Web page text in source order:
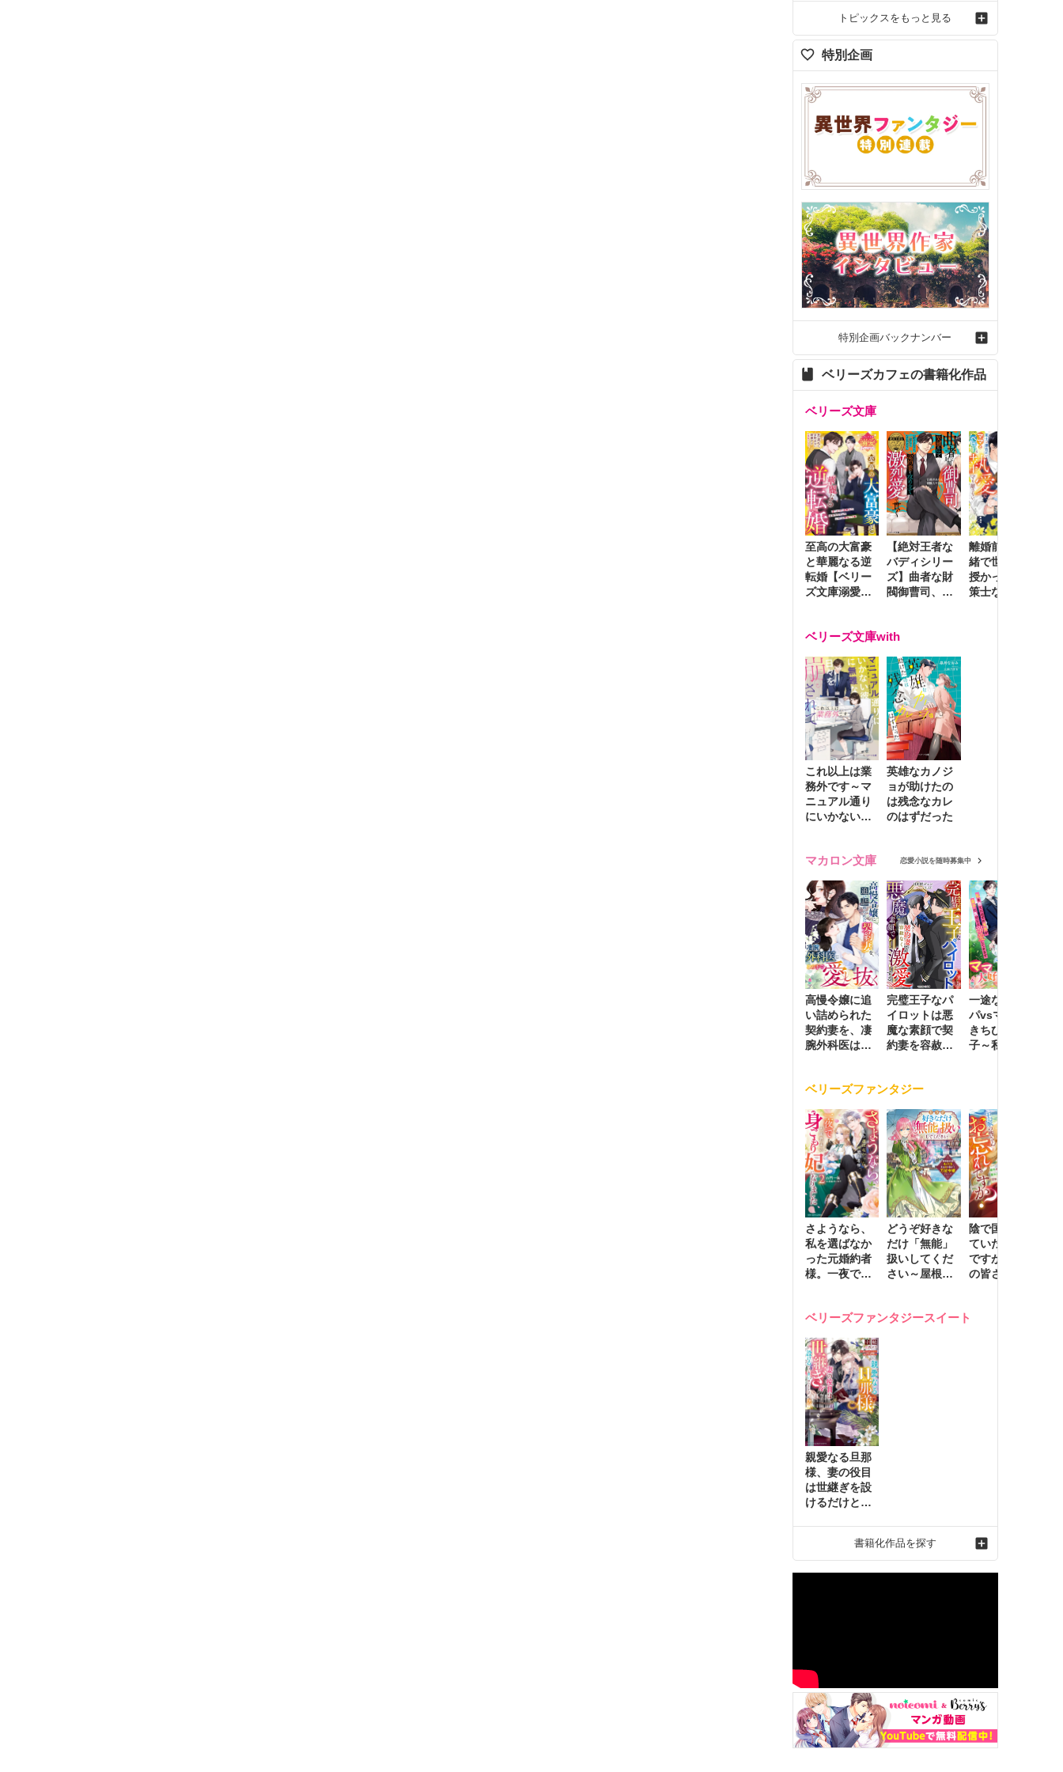
トピックスをもっと見る
特別企画
特別企画バックナンバー
ベリーズカフェの書籍化作品
ベリーズ文庫
至高の大富豪
と華麗なる逆
転婚【ベリー
ズ文庫溺愛ア
【絶対王者な
バディシリー
ズ】曲者な財
閥御曹司、笑
激烈愛で貫く
離婚前夜に内
緒で世継ぎを
授かったら～
策士な御曹司
ベリーズ文庫with
これ以上は業
務外です～マ
ニュアル通り
にいかない彼
英雄なカノジ
ョが助けたの
は残念なカレ
のはずだった
マカロン文庫 恋愛小説を随時募集中
高慢令嬢に追
い詰められた
契約妻を、凄
腕外科医はこ
完璧王子なパ
イロットは悪
魔な素顔で契
約妻を容赦な
一途な社長パ
パvsママ大好
きちびっこ息
子～私を捨て
ベリーズファンタジー
さようなら、
私を選ばなか
った元婚約者
様。一夜で大
ました２
どうぞ好きな
だけ「無能」
扱いしてくだ
さい～屋根裏
動かす万能令
陰で国を支え
ていたのは私
ですが、王家
の皆さんお忘
れ才女の辺境
ベリーズファンタジースイート
親愛なる旦那
様、妻の役目
は世継ぎを設
けるだけと聞
れ才女の幸せ
な結婚～2
書籍化作品を探す